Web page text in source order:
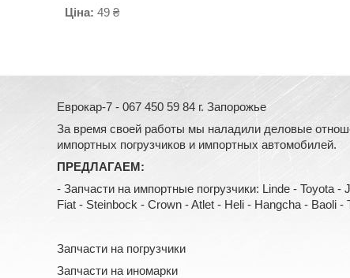
Ціна: 49 ₴
Еврокар-7 - 067 450 59 84 г. Запорожье
За время своей работы мы наладили деловые
импортных погрузчиков и импортных автомобилей.
ПРЕДЛАГАЕМ:
- Запчасти на импортные погрузчики: Linde - Toyota
Fiat - Steinbock - Crown - Atlet - Heli - Hangcha - Baoli -
Запчасти на погрузчики
Запчасти на иномарки